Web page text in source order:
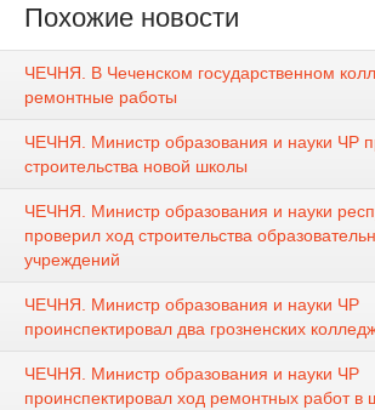
Похожие новости
ЧЕЧНЯ. В Чеченском государственном
ремонтные работы
ЧЕЧНЯ. Министр образования и науки ЧР
строительства новой школы
ЧЕЧНЯ. Министр образования и науки
проверил ход строительства
учреждений
ЧЕЧНЯ. Министр образования и науки ЧР
проинспектировал два грозненских
ЧЕЧНЯ. Министр образования и науки ЧР
проинспектировал ход ремонтных работ в